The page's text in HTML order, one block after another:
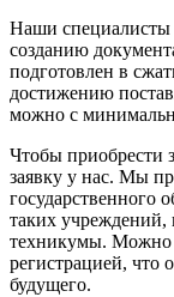
Наши специалисты
созданию
подготовлен в
достижению
можно с
Чтобы приобрести
заявку у нас. Мы
государственного
таких учреждений,
техникумы. Можно
регистрацией, что
будущего.